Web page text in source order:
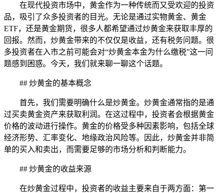
在现代投资市场中，黄金作为一种传统而又受欢迎的投资
品，吸引了众多投资者的目光。无论是通过实物黄金、黄金
ETF，还是黄金期货，很多人都希望通过炒黄金来获取丰厚的
回报。然而，炒黄金带来的不仅仅是收益，还有税务问题。很
多投资者在入市之前可能会对“炒黄金本金为什么缴税”这一问
题感到困惑。今天，我们就来聊一聊这个话题。
## 炒黄金的基本概念
首先，我们需要明确什么是炒黄金。炒黄金通常指的是通
过买卖黄金资产来获取利润。在这过程中，投资者会根据黄金
价格的波动进行操作。黄金的价格受多种因素影响，包括全球
经济形势、汇率变化、地缘政治风险等。因此，炒黄金并非简
单的买入和卖出，而需要足够的市场分析和判断能力。
## 炒黄金的收益来源
在炒黄金过程中，投资者的收益主要来自于两方面：第一